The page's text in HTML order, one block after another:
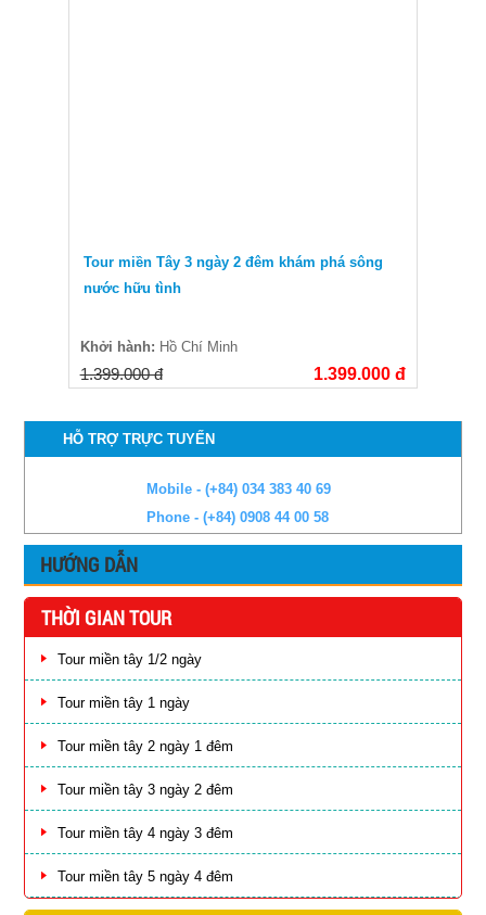
Tour miền Tây 3 ngày 2 đêm khám phá sông
nước hữu tình
Khởi hành: Hồ Chí Minh
1.399.000 đ 1.399.000 đ
HỖ TRỢ TRỰC TUYẾN
Mobile - (+84) 034 383 40 69
Phone - (+84) 0908 44 00 58
HƯỚNG DẪN
THỜI GIAN TOUR
Tour miền tây 1/2 ngày
Tour miền tây 1 ngày
Tour miền tây 2 ngày 1 đêm
Tour miền tây 3 ngày 2 đêm
Tour miền tây 4 ngày 3 đêm
Tour miền tây 5 ngày 4 đêm